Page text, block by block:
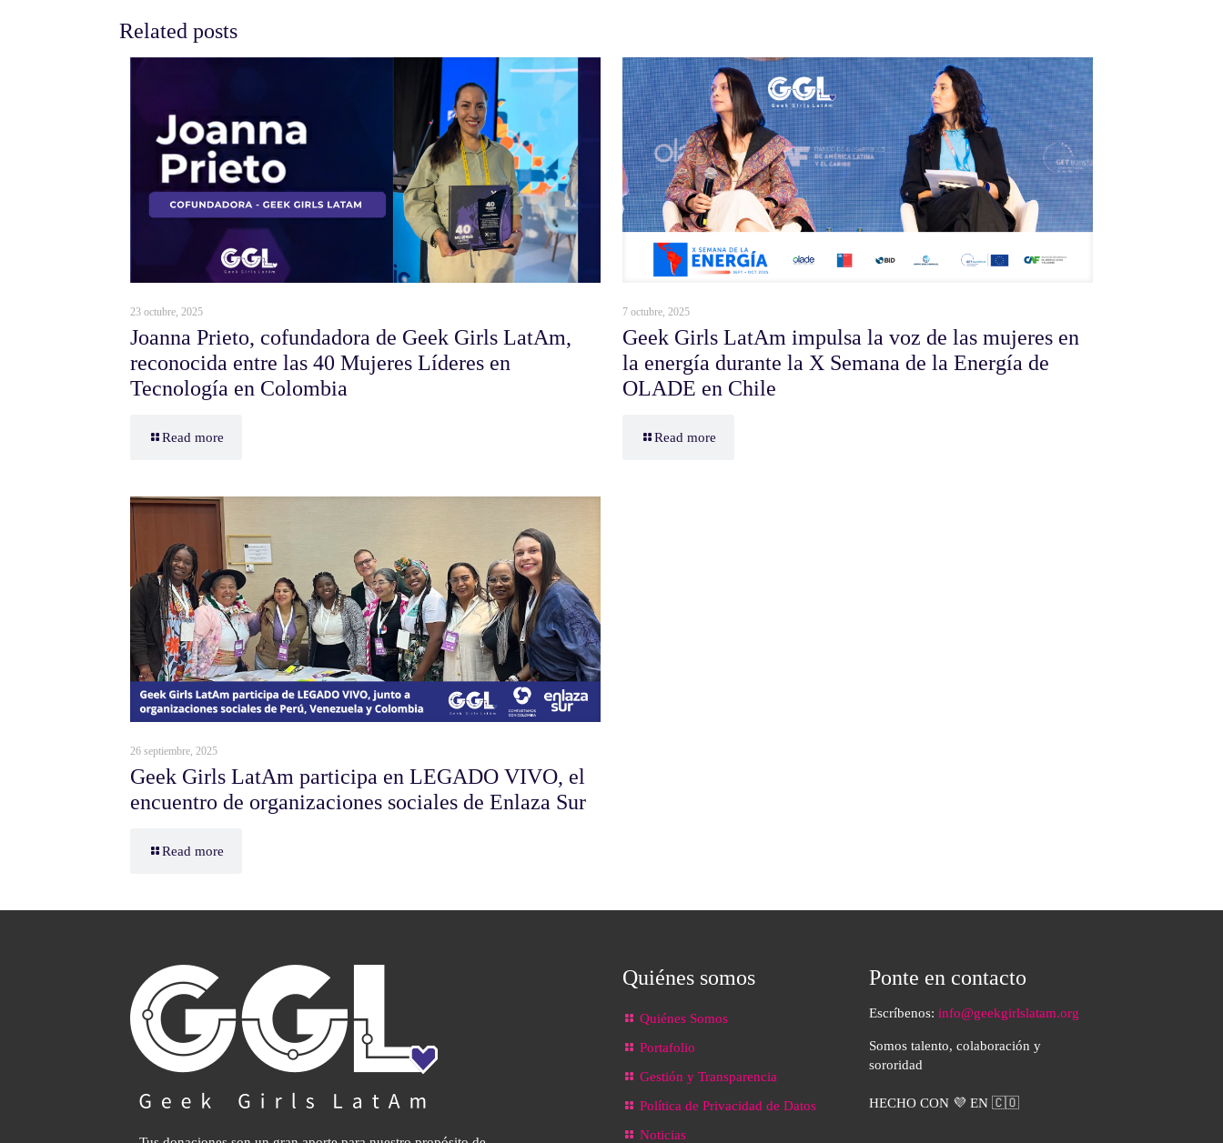
Related posts
23 octubre, 2025
Joanna Prieto, cofundadora de Geek Girls LatAm,
reconocida entre las 40 Mujeres Líderes en
Tecnología en Colombia
Read more
7 octubre, 2025
Geek Girls LatAm impulsa la voz de las mujeres en
la energía durante la X Semana de la Energía de
OLADE en Chile
Read more
26 septiembre, 2025
Geek Girls LatAm participa en LEGADO VIVO, el
encuentro de organizaciones sociales de Enlaza Sur
Read more
Quiénes somos
Quiénes Somos
Portafolio
Gestión y Transparencia
Política de Privacidad de Datos
Noticias
Ponte en contacto
Escríbenos: info@geekgirlslatam.org
Somos talento, colaboración y
sororidad
HECHO CON 💜 EN 🇨🇴